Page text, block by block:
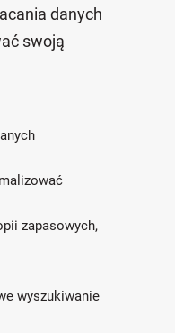
danych
swoją
zapasowych,
wyszukiwanie